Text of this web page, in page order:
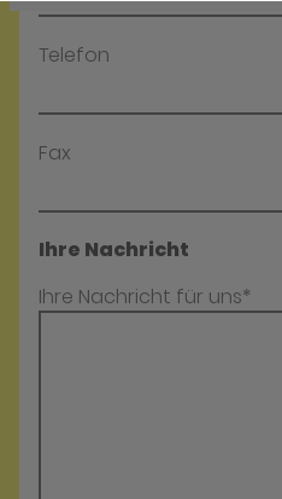
Telefon
Fax
Ihre Nachricht
Ihre Nachricht für uns*